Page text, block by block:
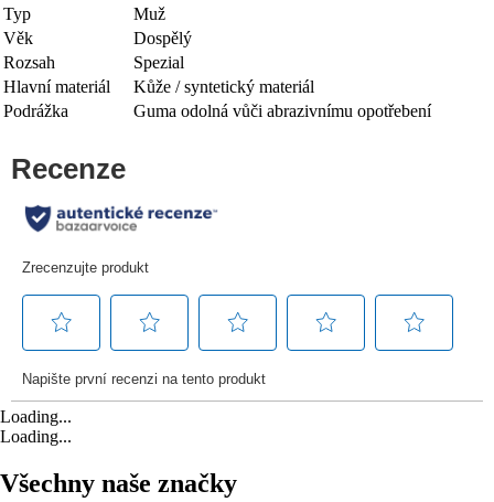
Typ
Muž
Věk
Dospělý
Rozsah
Spezial
Hlavní materiál
Kůže / syntetický materiál
Podrážka
Guma odolná vůči abrazivnímu opotřebení
Loading...
Loading...
Všechny naše značky